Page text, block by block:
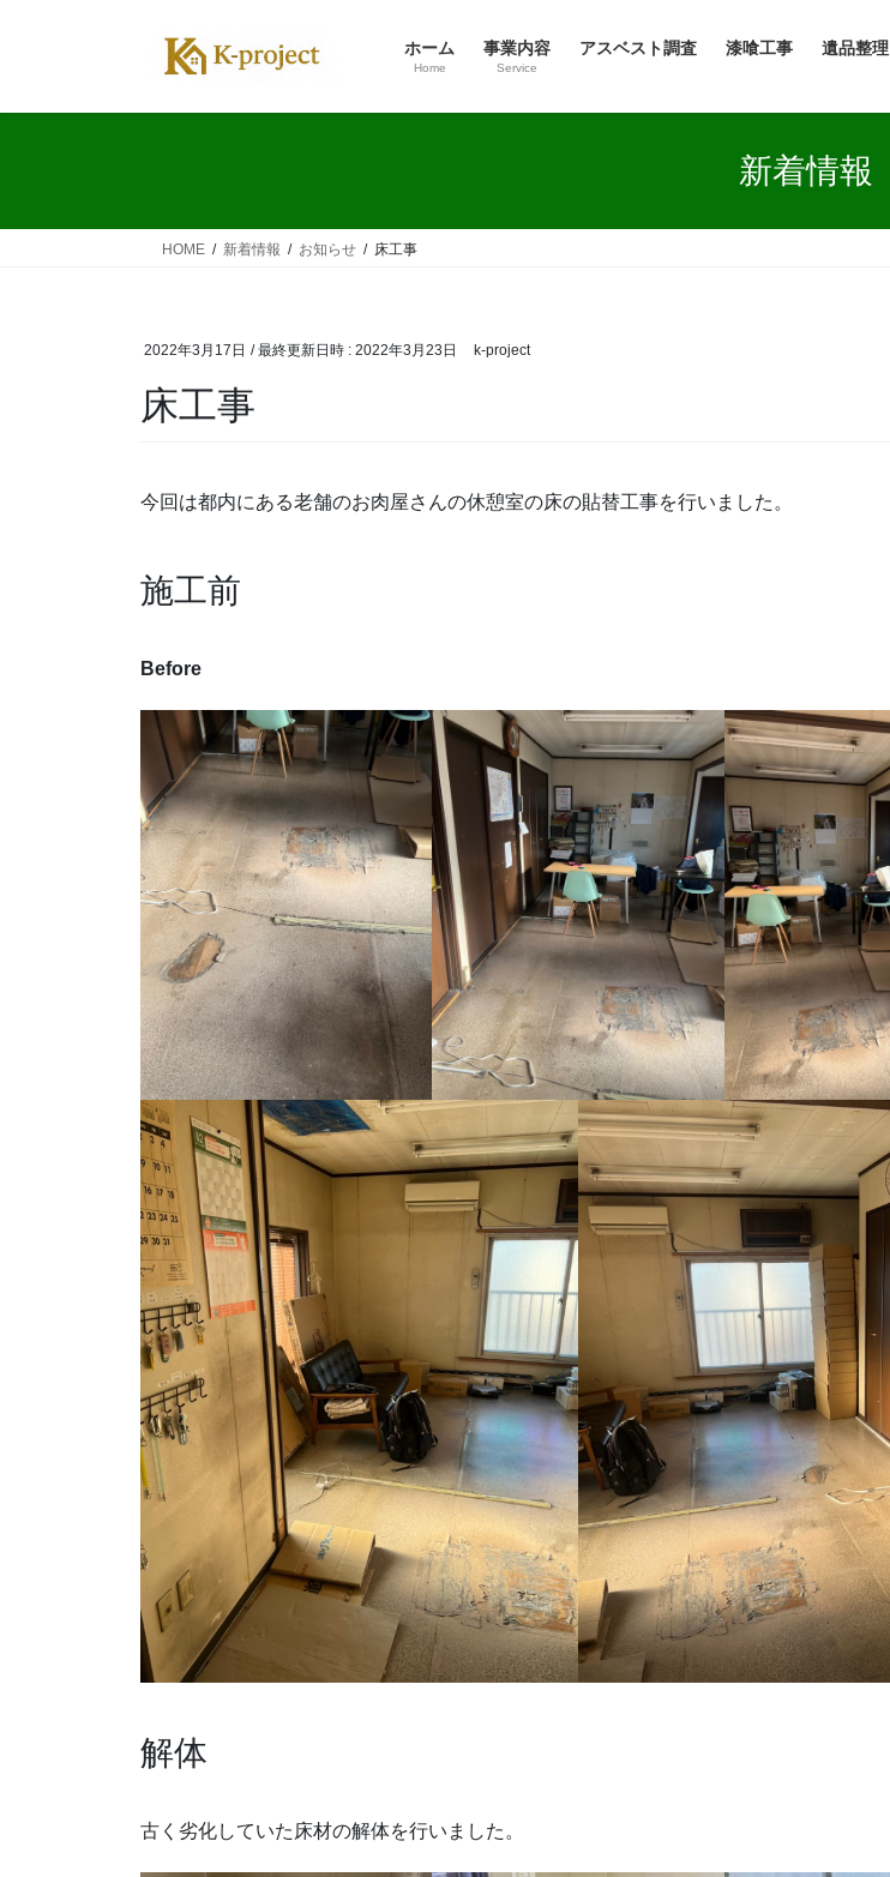
ホーム
Home
事業内容
Service
アスベスト調査 漆喰工事 遺品整理
新着情報
HOME 新着情報 お知らせ 床工事
2022年3月17日 / 最終更新日時 : 2022年3月23日 k-project
床工事
今回は都内にある老舗のお肉屋さんの休憩室の床の貼替工事を行いました。
施工前
Before
解体
古く劣化していた床材の解体を行いました。